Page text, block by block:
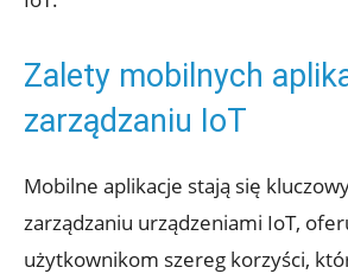
Zalety mobilnych
zarządzaniu IoT
Mobilne aplikacje stają się
zarządzaniu urządzeniami IoT,
użytkownikom szereg korzyści,